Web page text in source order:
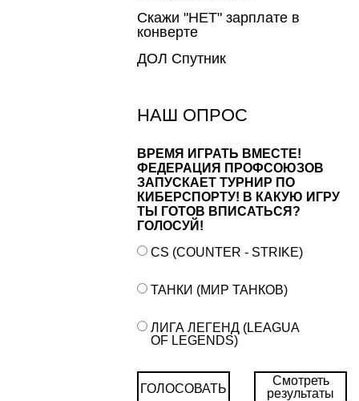
Скажи "НЕТ" зарплате в
конверте
ДОЛ Спутник
НАШ ОПРОС
ВРЕМЯ ИГРАТЬ ВМЕСТЕ!
ФЕДЕРАЦИЯ ПРОФСОЮЗОВ
ЗАПУСКАЕТ ТУРНИР ПО
КИБЕРСПОРТУ! В КАКУЮ ИГРУ
ТЫ ГОТОВ ВПИСАТЬСЯ?
ГОЛОСУЙ!
CS (COUNTER - STRIKE)
ТАНКИ (МИР ТАНКОВ)
ЛИГА ЛЕГЕНД (LEAGUA
OF LEGENDS)
ГОЛОСОВАТЬ
Смотреть
результаты